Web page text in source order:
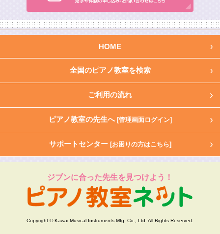
HOME
全国のピアノ教室を検索
ご利用の流れ
ピアノ教室の先生へ [管理画面ログイン]
サポートセンター [お困りの方はこちら]
ジブンに合った先生を見つけよう！
Copyright © Kawai Musical Instruments Mfg. Co., Ltd. All Rights Reserved.